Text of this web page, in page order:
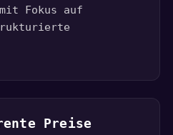
Fokus auf
Preise